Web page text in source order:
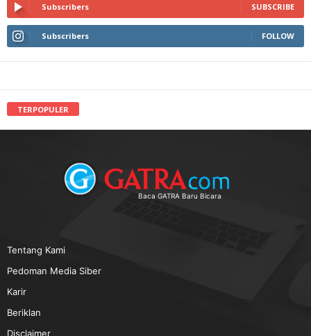
Subscribers SUBSCRIBE
Subscribers FOLLOW